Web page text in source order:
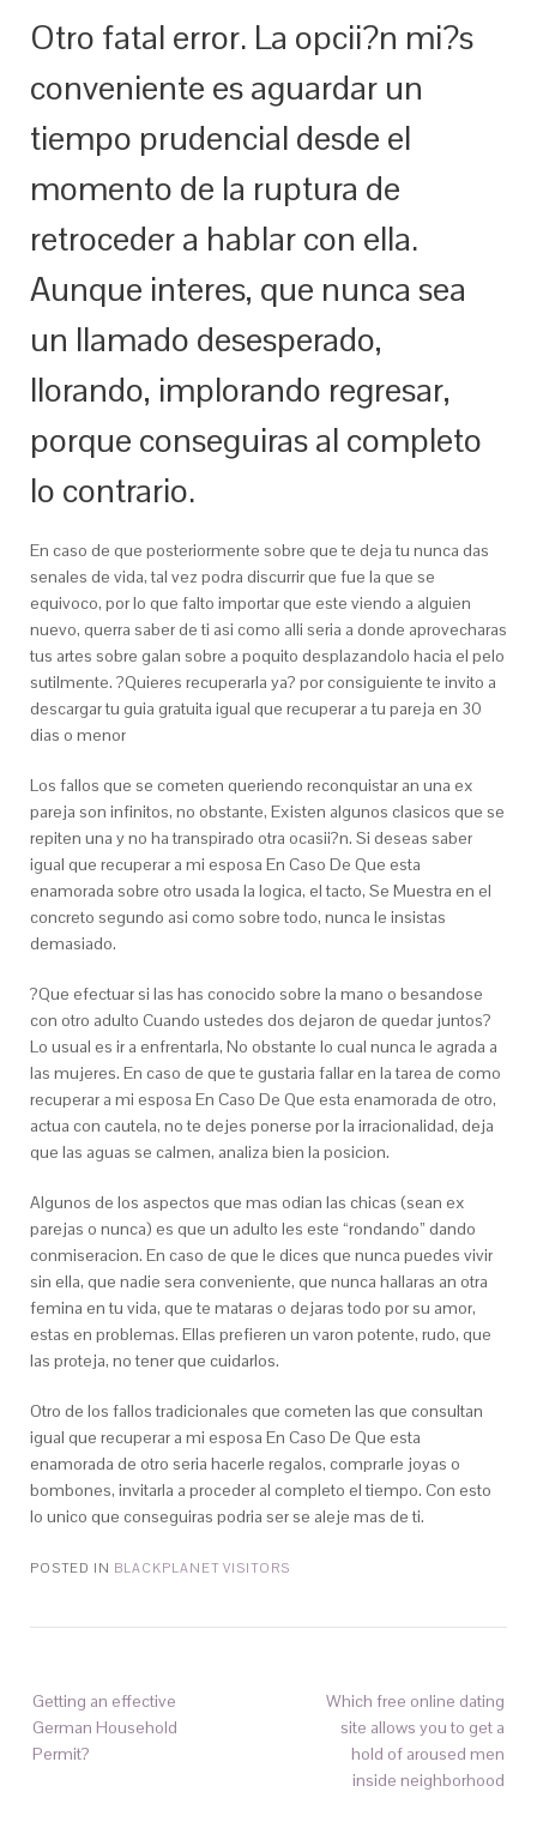
Otro fatal error. La opcii?n mi?s
conveniente es aguardar un
tiempo prudencial desde el
momento de la ruptura de
retroceder a hablar con ella.
Aunque interes, que nunca sea
un llamado desesperado,
llorando, implorando regresar,
porque conseguiras al completo
lo contrario.
En caso de que posteriormente sobre que te deja tu nunca das
senales de vida, tal vez podra discurrir que fue la que se
equivoco, por lo que falto importar que este viendo a alguien
nuevo, querra saber de ti asi­ como alli seri­a a donde aprovecharas
tus artes sobre galan sobre a poquito desplazandolo hacia el pelo
sutilmente. ?Quieres recuperarla ya? por consiguiente te invito a
descargar tu guia gratuita igual que recuperar a tu pareja en 30
dias o menor
Los fallos que se cometen queriendo reconquistar an una ex
pareja son infinitos, no obstante, Existen algunos clasicos que se
repiten una y no ha transpirado otra ocasii?n. Si deseas saber
igual que recuperar a mi esposa En Caso De Que esta
enamorada sobre otro usada la logica, el tacto, Se Muestra en el
concreto segundo asi­ como sobre todo, nunca le insistas
demasiado.
?Que efectuar si las has conocido sobre la mano o besandose
con otro adulto Cuando ustedes dos dejaron de quedar juntos?
Lo usual es ir a enfrentarla, No obstante lo cual nunca le agrada a
las mujeres. En caso de que te gustaria fallar en la tarea de como
recuperar a mi esposa En Caso De Que esta enamorada de otro,
actua con cautela, no te dejes ponerse por la irracionalidad, deja
que las aguas se calmen, analiza bien la posicion.
Algunos de los aspectos que mas odian las chicas (sean ex
parejas o nunca) es que un adulto les este “rondando” dando
conmiseracion. En caso de que le dices que nunca puedes vivir
sin ella, que nadie sera conveniente, que nunca hallaras an otra
femina en tu vida, que te mataras o dejaras todo por su amor,
estas en problemas. Ellas prefieren un varon potente, rudo, que
las proteja, no tener que cuidarlos.
Otro de los fallos tradicionales que cometen las que consultan
igual que recuperar a mi esposa En Caso De Que esta
enamorada de otro seri­a hacerle regalos, comprarle joyas o
bombones, invitarla a proceder al completo el tiempo. Con esto
lo unico que conseguiras podri­a ser se aleje mas de ti.
POSTED IN BLACKPLANET VISITORS
Getting an effective
German Household
Permit?
Which free online dating
site allows you to get a
hold of aroused men
inside neighborhood